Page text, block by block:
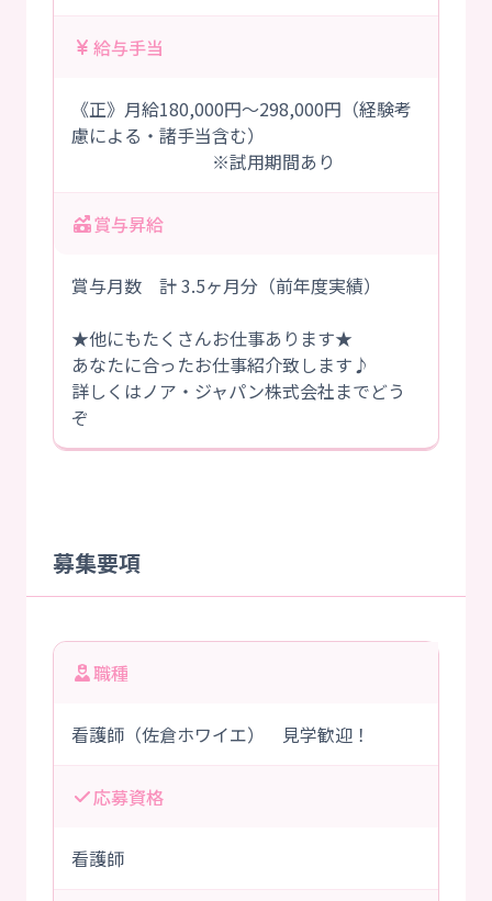
給与手当
《正》月給180,000円～298,000円（経験考
慮による・諸手当含む）
※試用期間あり
賞与昇給
賞与月数 計 3.5ヶ月分（前年度実績）
★他にもたくさんお仕事あります★
あなたに合ったお仕事紹介致します♪
詳しくはノア・ジャパン株式会社までどう
ぞ
募集要項
職種
看護師（佐倉ホワイエ） 見学歓迎！
応募資格
看護師